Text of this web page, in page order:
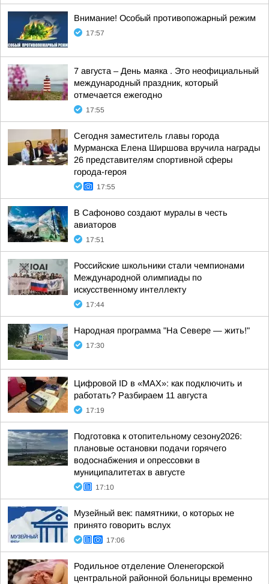
Внимание! Особый противопожарный режим
17:57
7 августа – День маяка . Это неофициальный
международный праздник, который
отмечается ежегодно
17:55
Сегодня заместитель главы города
Мурманска Елена Ширшова вручила награды
26 представителям спортивной сферы
города-героя
17:55
В Сафоново создают муралы в честь
авиаторов
17:51
Российские школьники стали чемпионами
Международной олимпиады по
искусственному интеллекту
17:44
Народная программа "На Севере — жить!"
17:30
Цифровой ID в «MAX»: как подключить и
работать? Разбираем 11 августа
17:19
Подготовка к отопительному сезону2026:
плановые остановки подачи горячего
водоснабжения и опрессовки в
муниципалитетах в августе
17:10
Музейный век: памятники, о которых не
принято говорить вслух
17:06
Родильное отделение Оленегорской
центральной районной больницы временно